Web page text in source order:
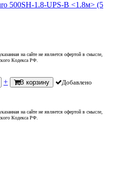
500SH-1.8-UPS-B <1.8м> (5
на сайте не является офертой в смысле,
Кодекса РФ.
+ В корзину Добавлено
на сайте не является офертой в смысле,
Кодекса РФ.